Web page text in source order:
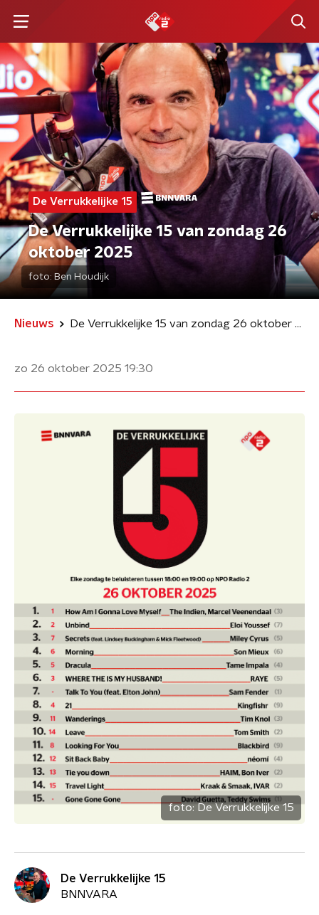
De Verrukkelijke 15
De Verrukkelijke 15 van zondag 26
oktober 2025
foto: Ben Houdijk
Nieuws De Verrukkelijke 15 van zondag 26 oktober 2025
zo 26 oktober 2025 19:30
foto: De Verrukkelijke 15
De Verrukkelijke 15
BNNVARA